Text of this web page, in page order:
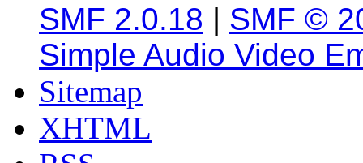
SMF 2.0.18 | SMF ©
Simple Audio Video
Sitemap
XHTML